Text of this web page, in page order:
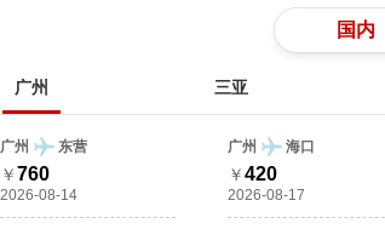
国内
广州 三亚
广州 东营
￥760
2026-08-14
广州 海口
￥420
2026-08-17